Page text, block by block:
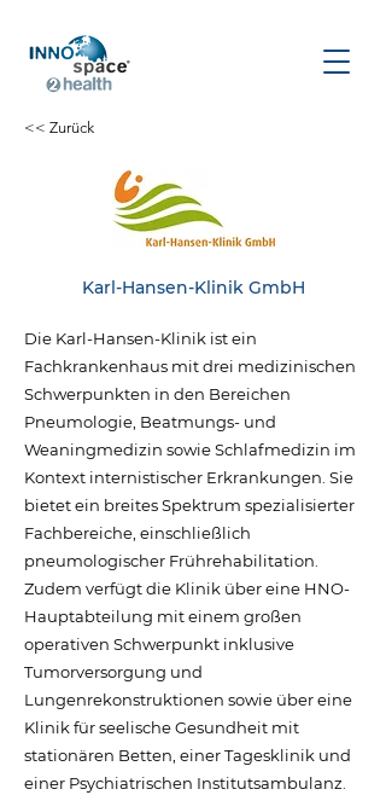
<< Zurück
Karl-Hansen-Klinik GmbH
Die Karl-Hansen-Klinik ist ein
Fachkrankenhaus mit drei medizinischen
Schwerpunkten in den Bereichen
Pneumologie, Beatmungs- und
Weaningmedizin sowie Schlafmedizin im
Kontext internistischer Erkrankungen. Sie
bietet ein breites Spektrum spezialisierter
Fachbereiche, einschließlich
pneumologischer Frührehabilitation.
Zudem verfügt die Klinik über eine HNO-
Hauptabteilung mit einem großen
operativen Schwerpunkt inklusive
Tumorversorgung und
Lungenrekonstruktionen sowie über eine
Klinik für seelische Gesundheit mit
stationären Betten, einer Tagesklinik und
einer Psychiatrischen Institutsambulanz.